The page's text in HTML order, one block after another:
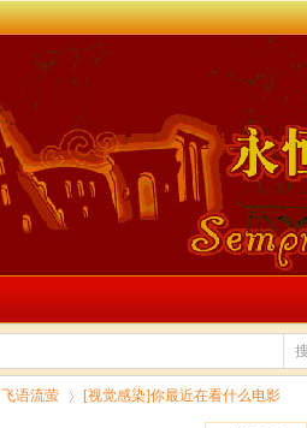
飞语流萤 [视觉感染]你最近在看什么电影